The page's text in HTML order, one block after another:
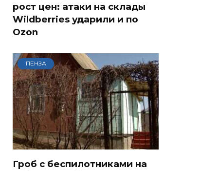
рост цен: атаки на склады
Wildberries ударили и по
Ozon
ПЕНЗА
Гроб с беспилотниками на